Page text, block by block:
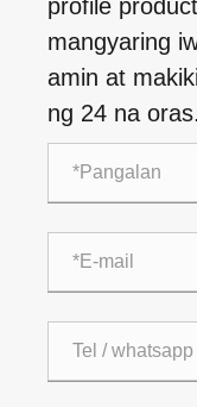
profile
mangyaring
amin at
ng 24 na oras.